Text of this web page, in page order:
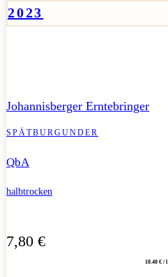
2023
Johannisberger Erntebringer
SPÄTBURGUNDER
QbA
halbtrocken
7,80 €
10.40 € / l